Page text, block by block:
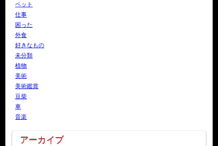
ペット
仕事
困った
外食
好きなもの
未分類
植物
美術
美術鑑賞
豆柴
車
音楽
アーカイブ